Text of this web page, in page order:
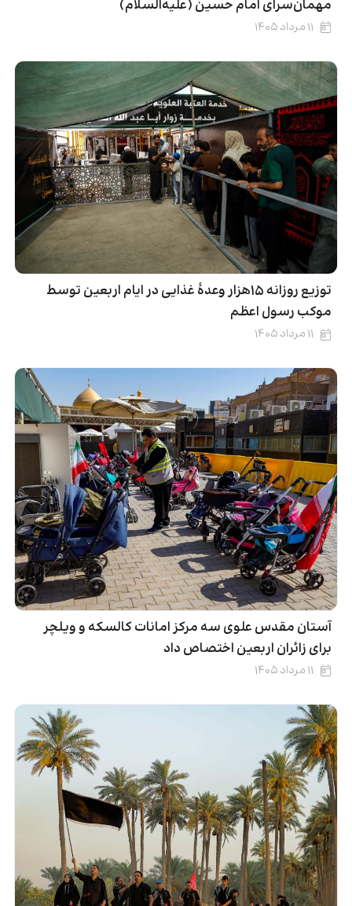
مهمان‌سرای امام حسین (علیه‌السلام)
۱۱ مرداد ۱۴۰۵
توزیع روزانه ۱۵هزار وعدۀ غذایی در ایام اربعین توسط
موکب رسول اعظم
۱۱ مرداد ۱۴۰۵
آستان مقدس علوی سه مرکز امانات کالسکه و ویلچر
برای زائران اربعین اختصاص داد
۱۱ مرداد ۱۴۰۵